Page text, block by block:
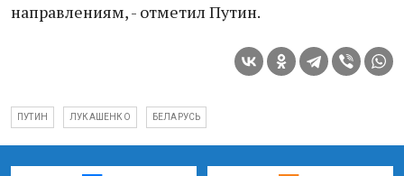
направлениям, - отметил Путин.
ПУТИН ЛУКАШЕНКО БЕЛАРУСЬ